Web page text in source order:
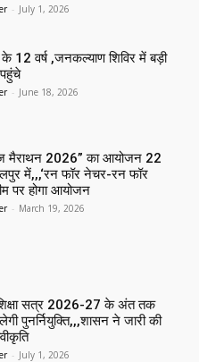
- July 1, 2026
12 वर्ष ,जनकल्याण शिविर में बड़ी
- June 18, 2026
मैराथन 2026” का आयोजन 22
में,,,‘रन फॉर नेचर-रन फॉर
पर होगा आयोजन
- March 19, 2026
सत्र 2026-27 के अंत तक
पुनर्नियुक्ति,,,शासन ने जारी की
- July 1, 2026